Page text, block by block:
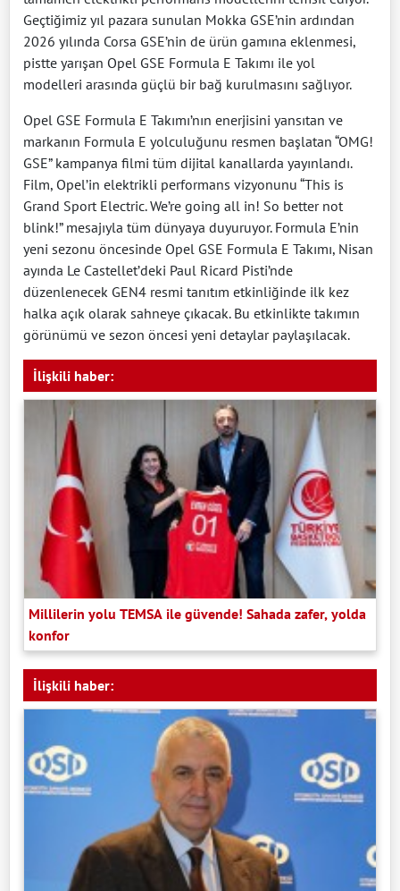
Geçtiğimiz yıl pazara sunulan Mokka GSE’nin ardından
2026 yılında Corsa GSE’nin de ürün gamına eklenmesi,
pistte yarışan Opel GSE Formula E Takımı ile yol
modelleri arasında güçlü bir bağ kurulmasını sağlıyor.
Opel GSE Formula E Takımı’nın enerjisini yansıtan ve
markanın Formula E yolculuğunu resmen başlatan “OMG!
GSE” kampanya filmi tüm dijital kanallarda yayınlandı.
Film, Opel’in elektrikli performans vizyonunu “This is
Grand Sport Electric. We’re going all in! So better not
blink!” mesajıyla tüm dünyaya duyuruyor. Formula E’nin
yeni sezonu öncesinde Opel GSE Formula E Takımı, Nisan
ayında Le Castellet’deki Paul Ricard Pisti’nde
düzenlenecek GEN4 resmi tanıtım etkinliğinde ilk kez
halka açık olarak sahneye çıkacak. Bu etkinlikte takımın
görünümü ve sezon öncesi yeni detaylar paylaşılacak.
İlişkili haber:
Millilerin yolu TEMSA ile güvende! Sahada zafer, yolda
konfor
İlişkili haber: